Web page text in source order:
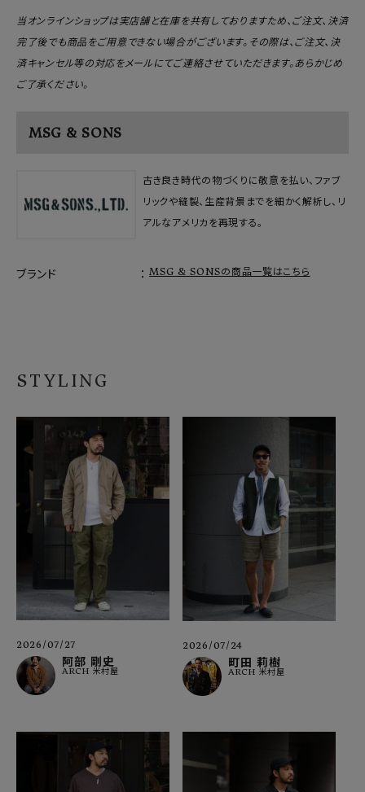
当オンラインショップは実店舗と在庫を共有しておりますため、ご注文、決済
完了後でも商品をご用意できない場合がございます。その際は、ご注文、決
済キャンセル等の対応をメールにてご連絡させていただきます。あらかじめ
ご了承ください。
MSG & SONS
古き良き時代の物づくりに敬意を払い、ファブ
リックや縫製、生産背景までを細かく解析し、リ
アルなアメリカを再現する。
ブランド MSG & SONSの商品一覧はこちら
STYLING
2026/07/27
阿部 剛史
ARCH 米村屋
2026/07/24
町田 莉樹
ARCH 米村屋